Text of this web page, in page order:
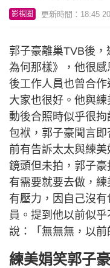
影視圈 更新時間：18:45
郭子豪離巢TVB後
為何那樣》，他很
後工作人員也曾合作
大家也很好。他與
動後合照時似乎很
包袱，郭子豪聞言
前有告訴太太與練
鏡頭但未拍，郭子豪
有需要就要去做，
有壓力，因自己沒
員。提到他以前似
說：「無無無，以前
練美娟笑郭子